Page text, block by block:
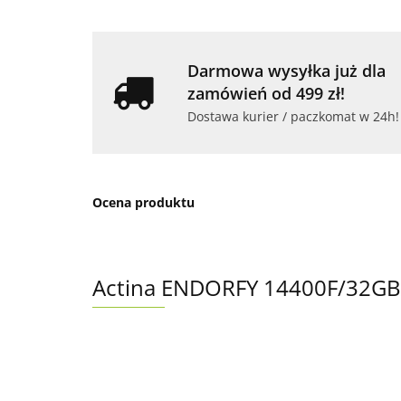
Darmowa wysyłka już dla
zamówień od 499 zł!
Dostawa kurier / paczkomat w 24h!
Ocena produktu
Actina ENDORFY 14400F/